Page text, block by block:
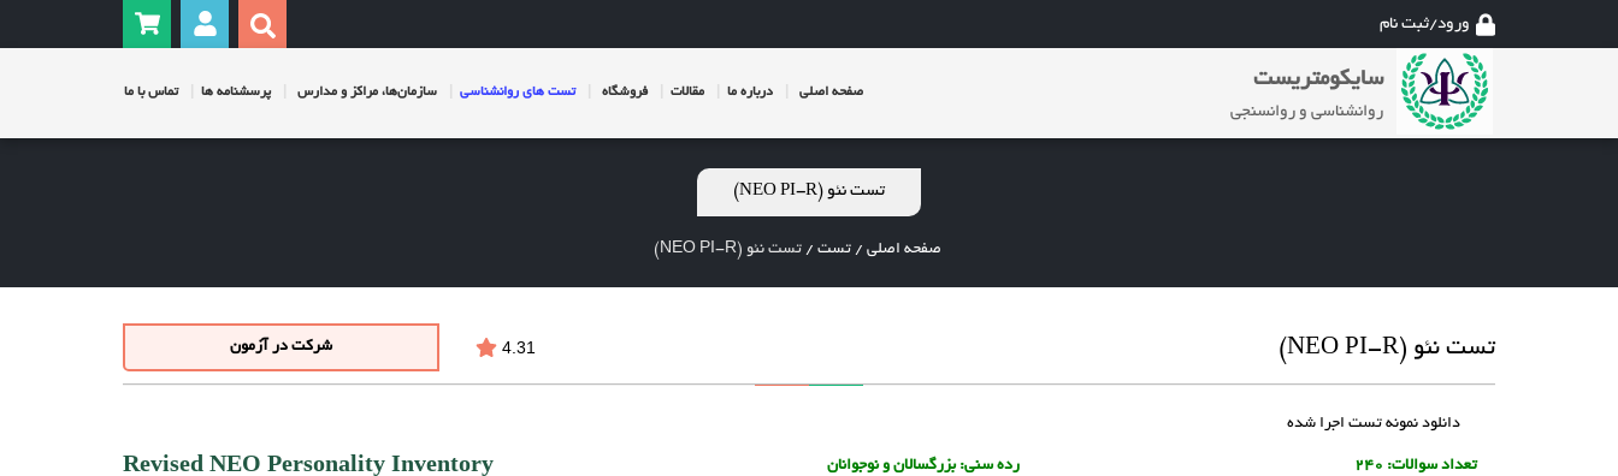
ورود/ثبت نام
سایکومتریست
روانشناسی و روانسنجی
صفحه اصلی درباره ما مقالات فروشگاه تست های روانشناسی سازمان‌ها، مراکز و مدارس پرسشنامه ها تماس با ما
تست نئو (NEO PI-R)
صفحه اصلی /تست /تست نئو (NEO PI-R)
تست نئو (NEO PI-R) 4.31 شرکت در آزمون
دانلود نمونه تست اجرا شده
تعداد سوالات: 240 رده سنی: بزرگسالان و نوجوانان